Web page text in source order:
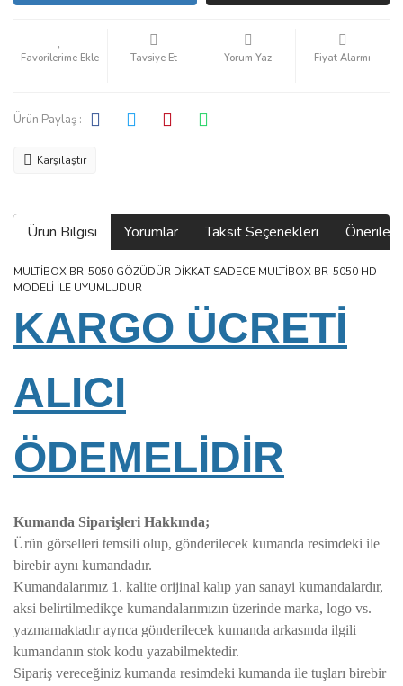
Tavsiye Et Yorum Yaz Fiyat Alarmı
Ürün Paylaş :
Karşılaştır
Ürün Bilgisi Yorumlar Taksit Seçenekleri
MULTİBOX BR-5050 GÖZÜDÜR DİKKAT SADECE MULTİBOX BR-5050 HD
MODELİ İLE UYUMLUDUR
KARGO ÜCRETİ
ALICI
ÖDEMELİDİR
Kumanda Siparişleri Hakkında;
Ürün görselleri temsili olup, gönderilecek kumanda resimdeki ile
birebir aynı kumandadır.
Kumandalarımız 1. kalite orijinal kalıp yan sanayi kumandalardır,
aksi belirtilmedikçe kumandalarımızın üzerinde marka, logo vs.
yazmamaktadır ayrıca gönderilecek kumanda arkasında ilgili
kumandanın stok kodu yazabilmektedir.
Sipariş vereceğiniz kumanda resimdeki kumanda ile tuşları birebir